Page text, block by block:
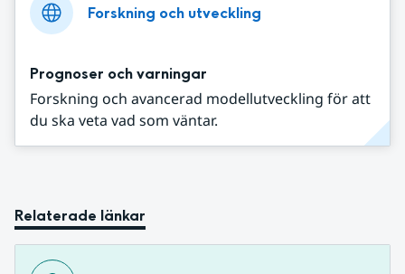
Forskning och utveckling
Prognoser och varningar
Forskning och avancerad modellutveckling för att
du ska veta vad som väntar.
Relaterade länkar